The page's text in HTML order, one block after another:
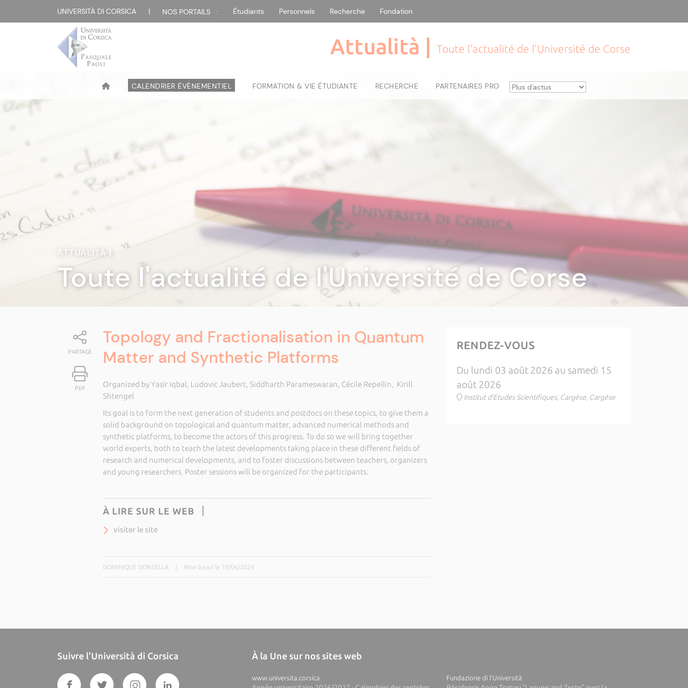
UNIVERSITÀ DI CORSICA | NOS PORTAILS : Étudiants Personnels Recherche Fondation
Attualità | Toute l'actualité de l'Université de Corse
CALENDRIER ÉVÈNEMENTIEL FORMATION & VIE ÉTUDIANTE RECHERCHE PARTENAIRES PRO
ATTUALITÀ|
Toute l'actualité de l'Université de Corse
PARTAGE
PDF
Topology and Fractionalisation in Quantum
Matter and Synthetic Platforms
Organized by Yasir Iqbal, Ludovic Jaubert, Siddharth Parameswaran, Cécile Repellin, Kirill
Shtengel
Its goal is to form the next generation of students and postdocs on these topics, to give them a
solid background on topological and quantum matter, advanced numerical methods and
synthetic platforms, to become the actors of this progress. To do so we will bring together
world experts, both to teach the latest developments taking place in these different fields of
research and numerical developments, and to foster discussions between teachers, organizers
and young researchers. Poster sessions will be organized for the participants.
À LIRE SUR LE WEB
visiter le site
DOMINIQUE DONZELLA Mise à jour le 19/06/2026
RENDEZ-VOUS
Du lundi 03 août 2026 au samedi 15
août 2026
Institut d'Etudes Scientifiques, Cargèse, Cargèse
Suivre l'Università di Corsica À la Une sur nos sites web
www.universita.corsica Fundazione di l'Università